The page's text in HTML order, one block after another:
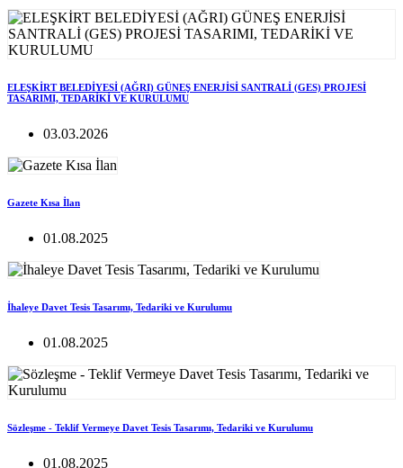
ELEŞKİRT BELEDİYESİ (AĞRI) GÜNEŞ ENERJİSİ SANTRALİ (GES) PROJESİ
TASARIMI, TEDARİKİ VE KURULUMU
03.03.2026
Gazete Kısa İlan
01.08.2025
İhaleye Davet Tesis Tasarımı, Tedariki ve Kurulumu
01.08.2025
Sözleşme - Teklif Vermeye Davet Tesis Tasarımı, Tedariki ve Kurulumu
01.08.2025